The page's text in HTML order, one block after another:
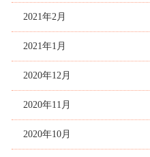
2021年2月
2021年1月
2020年12月
2020年11月
2020年10月